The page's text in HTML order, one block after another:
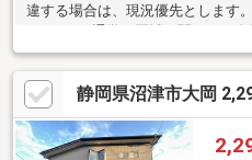
違する場合は、現況優先とします
ください。
静岡県沼津市大岡